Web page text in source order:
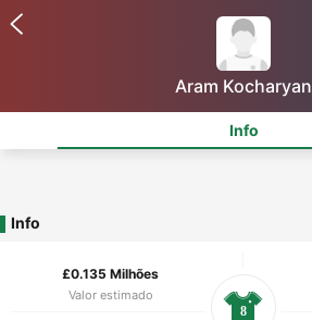
Aram Kocharyan
Info
Info
£0.135 Milhões
Valor estimado
8